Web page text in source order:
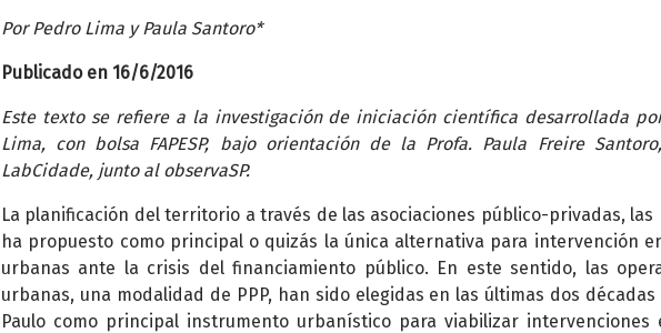
Por Pedro Lima y Paula Santoro*
Publicado en 16/6/2016
Este texto se refiere a la investigación de iniciación científica desarrollada
Lima, con bolsa FAPESP, bajo orientación de la Profa. Paula Freire
LabCidade, junto al observaSP.
La planificación del territorio a través de las asociaciones público-privadas, las
ha propuesto como principal o quizás la única alternativa para intervención
urbanas ante la crisis del financiamiento público. En este sentido, las
urbanas, una modalidad de PPP, han sido elegidas en las últimas dos décadas
Paulo como principal instrumento urbanístico para viabilizar intervenciones